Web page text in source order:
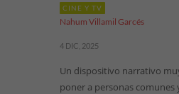
CINE Y TV
Nahum Villamil Garcés
4 DIC, 2025
Un dispositivo narrativo
poner a personas comunes